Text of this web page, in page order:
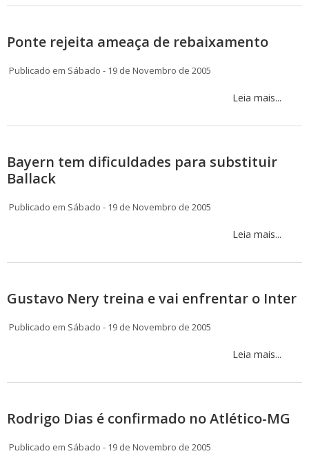
Ponte rejeita ameaça de rebaixamento
Publicado em Sábado - 19 de Novembro de 2005
Leia mais...
Bayern tem dificuldades para substituir
Ballack
Publicado em Sábado - 19 de Novembro de 2005
Leia mais...
Gustavo Nery treina e vai enfrentar o Inter
Publicado em Sábado - 19 de Novembro de 2005
Leia mais...
Rodrigo Dias é confirmado no Atlético-MG
Publicado em Sábado - 19 de Novembro de 2005